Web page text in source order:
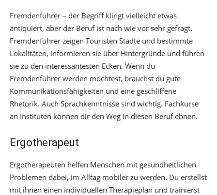
Fremdenführer – der Begriff klingt vielleicht etwas
antiquiert, aber der Beruf ist nach wie vor sehr gefragt.
Fremdenführer zeigen Touristen Städte und bestimmte
Lokalitäten, informieren sie über Hintergründe und führen
sie zu den interessantesten Ecken. Wenn du
Fremdenführer werden möchtest, brauchst du gute
Kommunikationsfähigkeiten und eine geschliffene
Rhetorik. Auch Sprachkenntnisse sind wichtig. Fachkurse
an Instituten können dir den Weg in diesen Beruf ebnen.
Ergotherapeut
Ergotherapeuten helfen Menschen mit gesundheitlichen
Problemen dabei, im Alltag mobiler zu werden. Du erstellst
mit ihnen einen individuellen Therapieplan und trainierst